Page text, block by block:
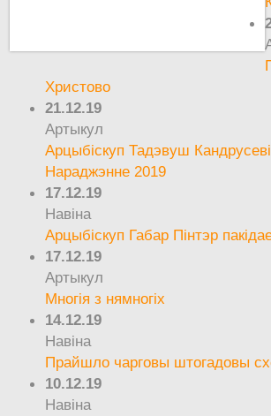
Христово
21.12.19
Артыкул
Арцыбіскуп Тадэвуш
Нараджэнне 2019
17.12.19
Навіна
Арцыбіскуп Габар Пінтэр
17.12.19
Артыкул
Многія з нямногіх
14.12.19
Навіна
Прайшло чарговы штогадовы
10.12.19
Навіна